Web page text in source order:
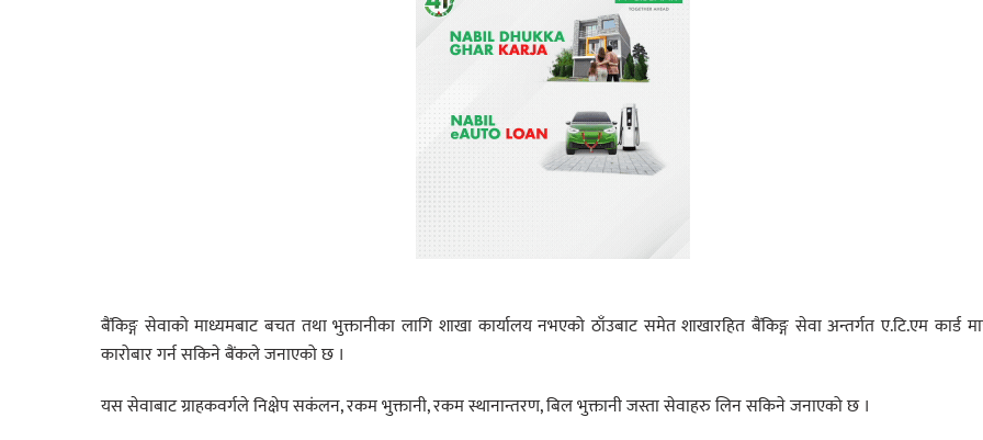
बैंकिङ्ग सेवाको माध्यमबाट बचत तथा भुक्तानीका लागि शाखा कार्यालय नभएको ठाँउबाट समेत शाखारहित बैंकिङ्ग सेवा अन्तर्गत ए.टि.एम कार्ड
कारोबार गर्न सकिने बैंकले जनाएको छ ।
यस सेवाबाट ग्राहकवर्गले निक्षेप सकंलन, रकम भुक्तानी, रकम स्थानान्तरण, बिल भुक्तानी जस्ता सेवाहरु लिन सकिने जनाएको छ ।